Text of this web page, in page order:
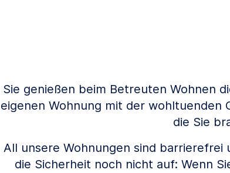
Sie genießen beim Betreuten Wohnen
eigenen Wohnung mit der wohltuenden
die Sie
All unsere Wohnungen sind
die Sicherheit noch nicht auf: Wenn